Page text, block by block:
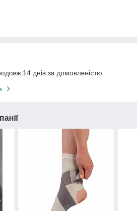
14 днів за домовленістю